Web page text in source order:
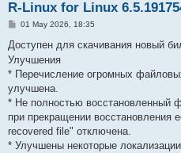
R-Linux for Linux
P
s
01 May 2026, 18:35
Доступен для скачивания новый
Улучшения
* Перечисление огромных
улучшена.
* Не полностью восстановленный
при прекращении восстановления
recovered file" отключена.
* Улучшены некоторые